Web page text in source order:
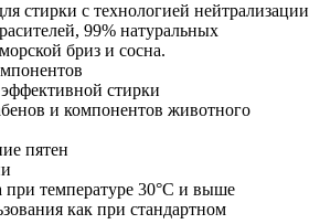
стирки с технологией нейтрализации
99% натуральных
бриз и сосна.
стирки
и компонентов животного
пятен
температуре 30°C и выше
как при стандартном